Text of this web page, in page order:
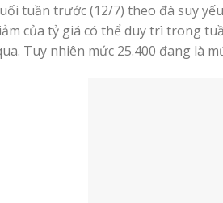
tuần trước (12/7) theo đà suy
của tỷ giá có thể duy trì trong
Tuy nhiên mức 25.400 đang là